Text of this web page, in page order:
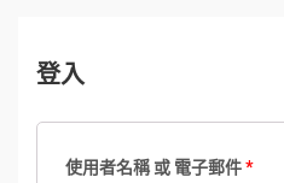
登入
使用者名稱 或 電子郵件*